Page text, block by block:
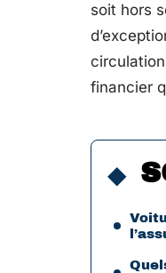
soit hors
financier